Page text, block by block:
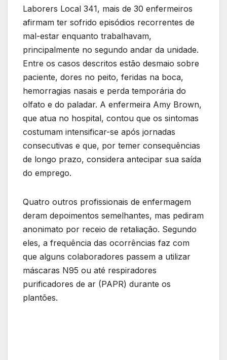
Laborers Local 341, mais de 30 enfermeiros
afirmam ter sofrido episódios recorrentes de
mal-estar enquanto trabalhavam,
principalmente no segundo andar da unidade.
Entre os casos descritos estão desmaio sobre
paciente, dores no peito, feridas na boca,
hemorragias nasais e perda temporária do
olfato e do paladar. A enfermeira Amy Brown,
que atua no hospital, contou que os sintomas
costumam intensificar-se após jornadas
consecutivas e que, por temer consequências
de longo prazo, considera antecipar sua saída
do emprego.
Quatro outros profissionais de enfermagem
deram depoimentos semelhantes, mas pediram
anonimato por receio de retaliação. Segundo
eles, a frequência das ocorrências faz com
que alguns colaboradores passem a utilizar
máscaras N95 ou até respiradores
purificadores de ar (PAPR) durante os
plantões.